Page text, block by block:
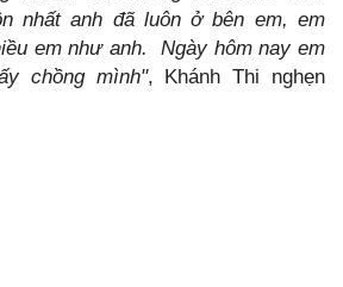
nhất anh đã luôn ở bên em, em
em như anh.Ngày hôm nay em
chồng mình", Khánh Thi nghẹn